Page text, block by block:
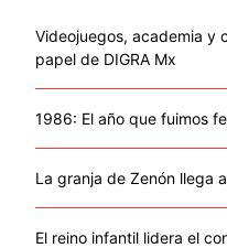
Videojuegos, academia y
papel de DIGRA Mx
1986: El año que fuimos
La granja de Zenón llega
El reino infantil lidera el